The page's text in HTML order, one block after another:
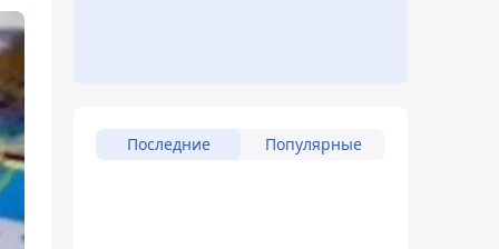
Последние Популярные